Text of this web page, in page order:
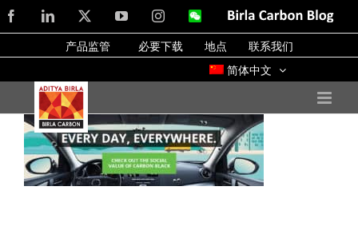
Skip
to
content
FacebookLinkedIn YouTubeInstagramWeChatBirla
Blog
产品监管 必要下载 地点
联系我们
简体中文